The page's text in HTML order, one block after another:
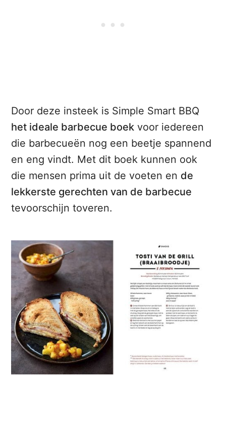
Door deze insteek is Simple Smart BBQ
het ideale barbecue boek voor iedereen
die barbecueën nog een beetje spannend
en eng vindt. Met dit boek kunnen ook
die mensen prima uit de voeten en de
lekkerste gerechten van de barbecue
tevoorschijn toveren.